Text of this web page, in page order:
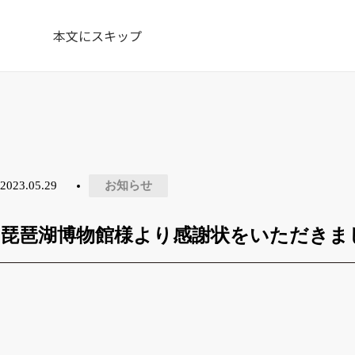
本文にスキップ
2023.05.29 お知らせ
琵琶湖博物館様より感謝状をいただきま